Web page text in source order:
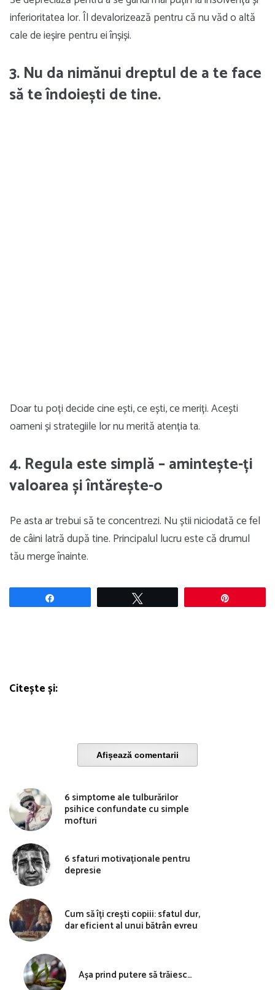
inferioritatea lor. Îl devalorizează pentru că nu văd o altă
cale de ieșire pentru ei înșiși.
3. Nu da nimănui dreptul de a te face
să te îndoiești de tine.
Doar tu poți decide cine ești, ce ești, ce meriți. Acești
oameni și strategiile lor nu merită atenția ta.
4. Regula este simplă – amintește-ți
valoarea și întărește-o
Pe asta ar trebui să te concentrezi. Nu știi niciodată ce fel
de câini latră după tine. Principalul lucru este că drumul
tău merge înainte.
Citește și:
Afișează comentarii
6 simptome ale tulburărilor
psihice confundate cu simple
mofturi
6 sfaturi motivaționale pentru
depresie
Cum să îți crești copiii: sfatul dur,
dar eficient al unui bătrân evreu
Așa prind putere să trăiesc…